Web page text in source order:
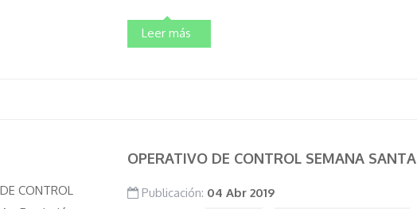
Leer más
OPERATIVO DE CONTROL SEMANA SANTA
Publicación: 04 Abr 2019